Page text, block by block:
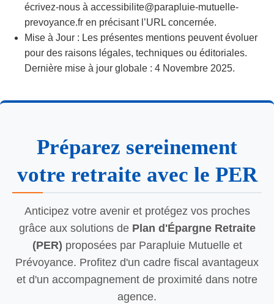
écrivez-nous à accessibilite@parapluie-mutuelle-
prevoyance.fr en précisant l’URL concernée.
Mise à Jour : Les présentes mentions peuvent évoluer
pour des raisons légales, techniques ou éditoriales.
Dernière mise à jour globale : 4 Novembre 2025.
Préparez sereinement
votre retraite avec le PER
Anticipez votre avenir et protégez vos proches
grâce aux solutions de Plan d'Épargne Retraite
(PER) proposées par Parapluie Mutuelle et
Prévoyance. Profitez d'un cadre fiscal avantageux
et d'un accompagnement de proximité dans notre
agence.